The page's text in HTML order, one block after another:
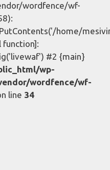
wordfence/wf-
home/
function]:
#2 {main}
wp-
wordfence/wf-
line 34